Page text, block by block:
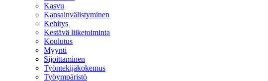
Kasvu
Kansainvälistyminen
Kehitys
Kestävä liiketoiminta
Koulutus
Myynti
Sijoittaminen
Työntekijäkokemus
Työympäristö